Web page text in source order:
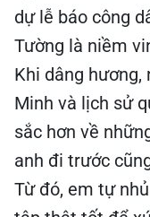
dự lễ báo công
Tường là niềm
Khi dâng hương,
Minh và lịch sử
sắc hơn về
anh đi trước
Từ đó, em tự